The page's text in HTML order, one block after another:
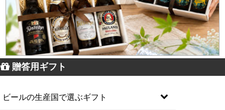
贈答用ギフト
ビールの生産国で選ぶギフト